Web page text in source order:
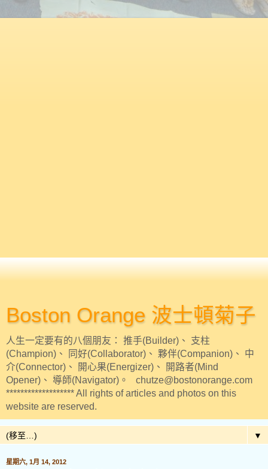
Boston Orange 波士頓菊子
人生一定要有的八個朋友： 推手(Builder)、 支柱
(Champion)、 同好(Collaborator)、 夥伴(Companion)、 中
介(Connector)、 開心果(Energizer)、 開路者(Mind
Opener)、 導師(Navigator)。 chutze@bostonorange.com
******************* All rights of articles and photos on this
website are reserved.
▼
星期六, 1月 14, 2012